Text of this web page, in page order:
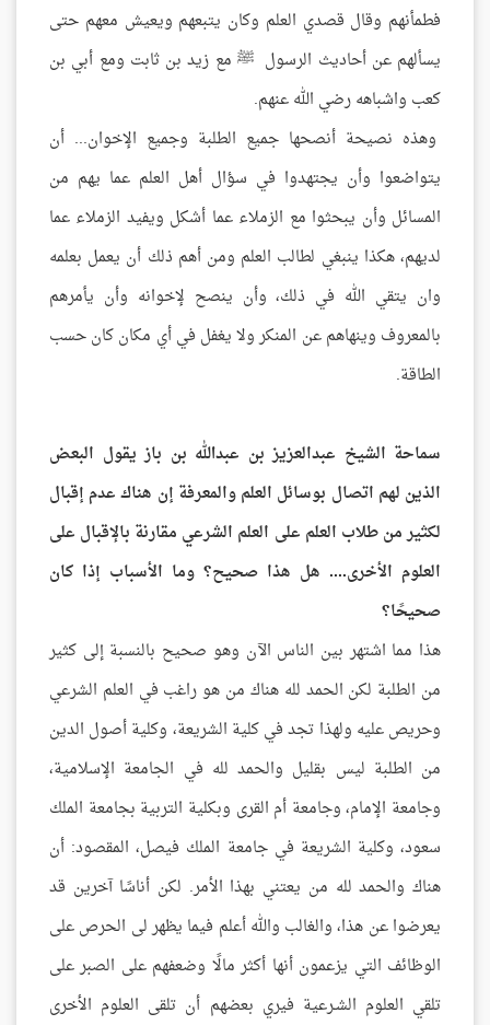
فطمأنهم وقال قصدي العلم وكان يتبعهم ويعيش معهم حتى
يسألهم عن أحاديث الرسول ﷺ مع زيد بن ثابت ومع أبي بن
كعب واشباهه رضي الله عنهم.
وهذه نصيحة أنصحها جميع الطلبة وجميع الإخوان... أن
يتواضعوا وأن يجتهدوا في سؤال أهل العلم عما يهم من
المسائل وأن يبحثوا مع الزملاء عما أشكل ويفيد الزملاء عما
لديهم، هكذا ينبغي لطالب العلم ومن أهم ذلك أن يعمل بعلمه
وان يتقي الله في ذلك، وأن ينصح لإخوانه وأن يأمرهم
بالمعروف وينهاهم عن المنكر ولا يغفل في أي مكان كان حسب
الطاقة.
سماحة الشيخ عبدالعزيز بن عبدالله بن باز يقول البعض
الذين لهم اتصال بوسائل العلم والمعرفة إن هناك عدم إقبال
لكثير من طلاب العلم على العلم الشرعي مقارنة بالإقبال على
العلوم الأخرى.... هل هذا صحيح؟ وما الأسباب إذا كان
صحيحًا؟
هذا مما اشتهر بين الناس الآن وهو صحيح بالنسبة إلى كثير
من الطلبة لكن الحمد لله هناك من هو راغب في العلم الشرعي
وحريص عليه ولهذا تجد في كلية الشريعة، وكلية أصول الدين
من الطلبة ليس بقليل والحمد لله في الجامعة الإسلامية،
وجامعة الإمام، وجامعة أم القرى وبكلية التربية بجامعة الملك
سعود، وكلية الشريعة في جامعة الملك فيصل، المقصود: أن
هناك والحمد لله من يعتني بهذا الأمر. لكن أناسًا آخرين قد
يعرضوا عن هذا، والغالب والله أعلم فيما يظهر لى الحرص على
الوظائف التي يزعمون أنها أكثر مالًا وضعفهم على الصبر على
تلقي العلوم الشـرعية فيري بعضهم أن تلقى العلوم الأخرى